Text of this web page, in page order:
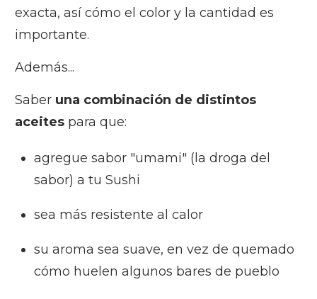
exacta, así cómo el color y la cantidad es
importante.
Además...
Saber una combinación de distintos
aceites para que:
agregue sabor "umami" (la droga del
sabor) a tu Sushi
sea más resistente al calor
su aroma sea suave, en vez de quemado
cómo huelen algunos bares de pueblo